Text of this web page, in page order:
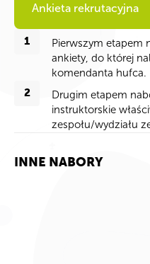
Ankieta rekrutacyjna
1
Pierwszym etapem
ankiety, do której
komendanta hufca.
2
Drugim etapem
instruktorskie
zespołu/wydziału
INNE NABORY